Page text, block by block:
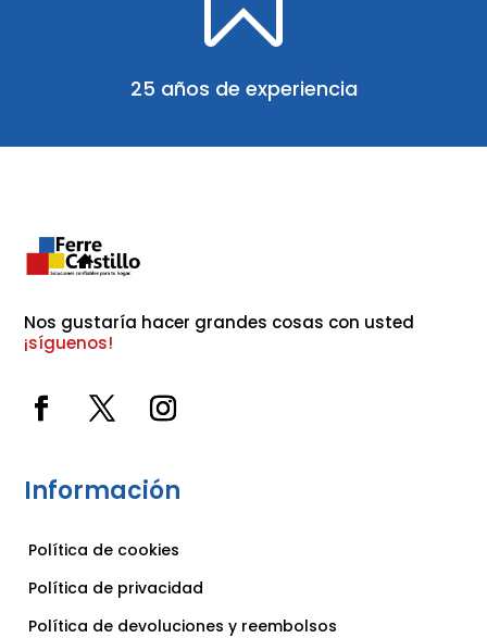
25 años de experiencia
Nos gustaría hacer grandes cosas con usted
¡síguenos!
Información
Política de cookies
Política de privacidad
Política de devoluciones y reembolsos